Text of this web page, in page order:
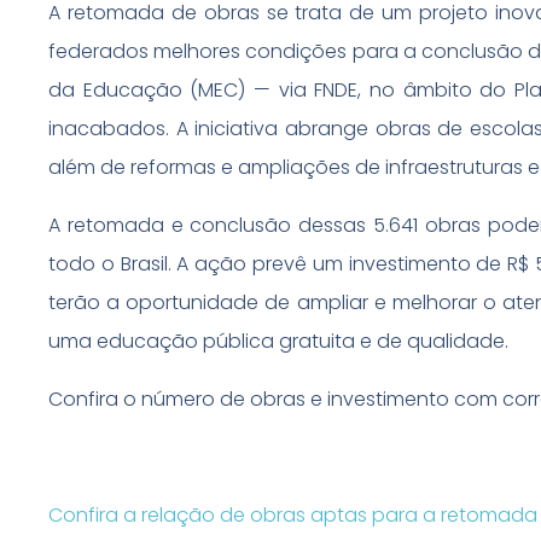
A retomada de obras se trata de um projeto
federados melhores condições para a conclusão
da Educação (MEC) — via FNDE, no âmbito do
inacabados. A iniciativa abrange obras de
além de reformas e ampliações de
A retomada e conclusão dessas 5.641 obras
todo o Brasil. A ação prevê um investimento de
terão a oportunidade de ampliar e melhorar o
uma educação pública gratuita e de qualidade.
Confira o número de obras e investimento com
Confira a relação de obras aptas para a retomada